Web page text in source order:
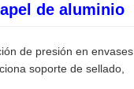
de aluminio
de presión en envases
soporte de sellado,